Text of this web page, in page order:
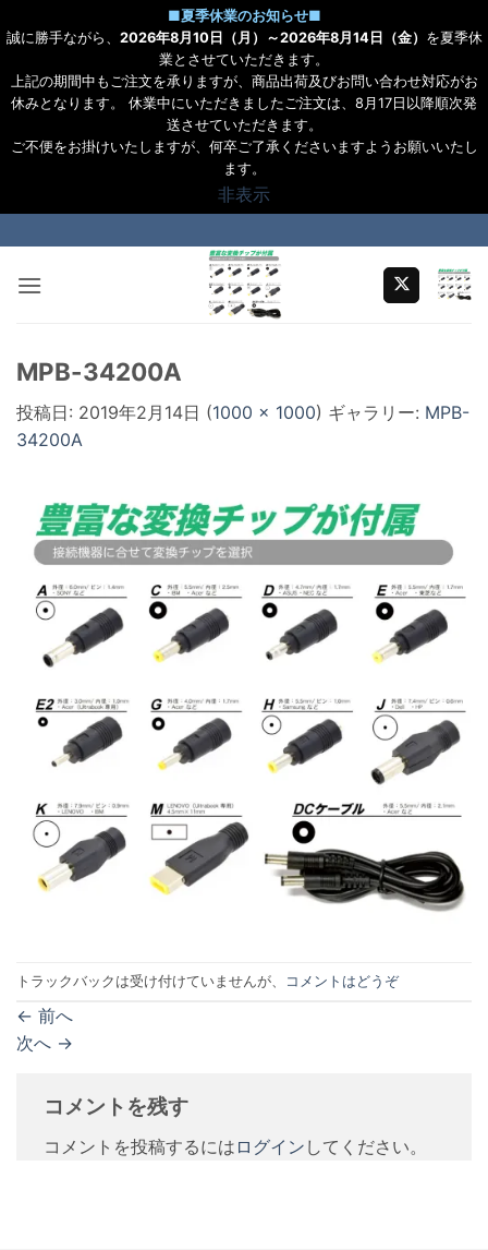
■夏季休業のお知らせ■
誠に勝手ながら、 2026年8月10日（月）～2026年8月14日（金） を夏季休
業とさせていただきます。
上記の期間中もご注文を承りますが、商品出荷及びお問い合わせ対応がお
休みとなります。 休業中にいただきましたご注文は、8月17日以降順次発
送させていただきます。
ご不便をお掛けいたしますが、何卒ご了承くださいますようお願いいたし
ます。
非表示
to
content
MPB-34200A
投稿日: 2019年2月14日 (1000 × 1000) ギャラリー: MPB-
34200A
トラックバックは受け付けていませんが、 コメントはどうぞ
← 前へ
次へ →
コメントを残す
コメントを投稿するには ログイン してください。